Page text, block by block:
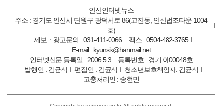
안산인터넷뉴스
주소 : 경기도 안산시 단원구 광덕서로 86(고잔동, 안산법조타운 1004
호)
제보ㆍ광고문의 : 031-411-0066
팩스 : 0504-482-3765
E-mail : kyunsik@hanmail.net
인터넷신문 등록일 : 2006.5.3
등록번호 : 경기 아00048호
발행인 : 김균식
편집인 : 김균식
청소년보호책임자: 김균식
고충처리인 : 송현민